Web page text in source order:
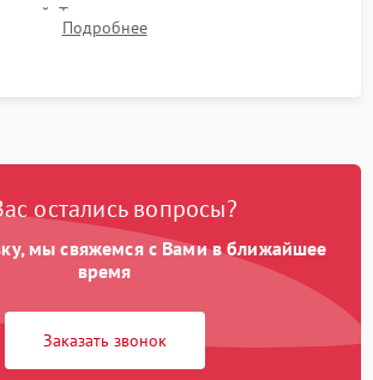
Тестирование прицела на ударном
устойчивости к отдаче оружия и
Подробнее
остались вопросы?
мы свяжемся с Вами в ближайшее
время
Заказать звонок